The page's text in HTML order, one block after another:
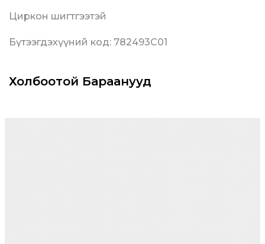
Циркон шигтгээтэй
Бүтээгдэхүүний код: 782493C01
Холбоотой Бараанууд